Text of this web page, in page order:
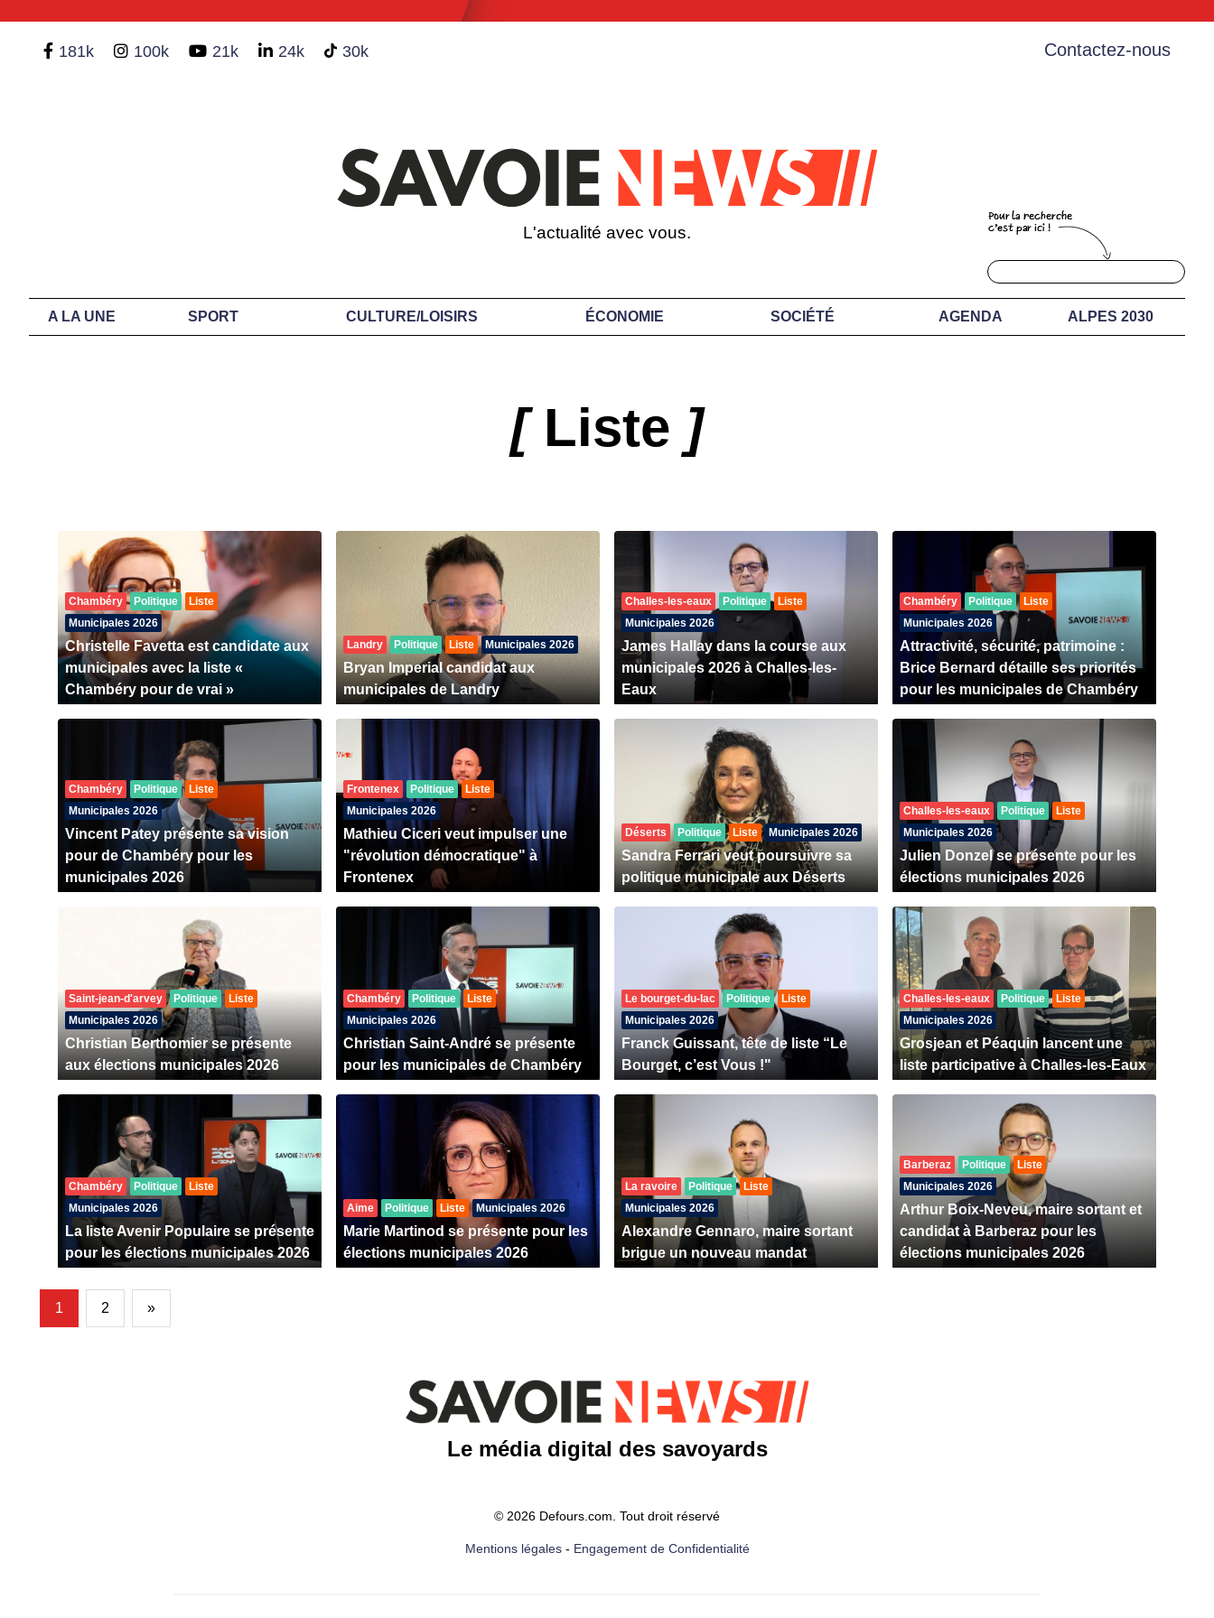
181k 100k 21k 24k 30k Contactez-nous
L'actualité avec vous.
A LA UNE SPORT CULTURE/LOISIRS ÉCONOMIE SOCIÉTÉ AGENDA ALPES 2030
[Liste ]
Chambéry Politique
Liste
Municipales 2026
Christelle Favetta est candidate aux
municipales avec la liste «
Chambéry pour de vrai »
Landry Politique Liste Municipales 2026
Bryan Imperial candidat aux
municipales de Landry
Challes-les-eaux Politique
Liste
Municipales 2026
James Hallay dans la course aux
municipales 2026 à Challes-les-
Eaux
Chambéry Politique
Liste
Municipales 2026
Attractivité, sécurité, patrimoine :
Brice Bernard détaille ses priorités
pour les municipales de Chambéry
Chambéry Politique
Liste
Municipales 2026
Vincent Patey présente sa vision
pour de Chambéry pour les
municipales 2026
Frontenex Politique
Liste
Municipales 2026
Mathieu Ciceri veut impulser une
"révolution démocratique" à
Frontenex
Déserts Politique Liste Municipales 2026
Sandra Ferrari veut poursuivre sa
politique municipale aux Déserts
Challes-les-eaux Politique
Liste
Municipales 2026
Julien Donzel se présente pour les
élections municipales 2026
Saint-jean-d'arvey Politique
Liste
Municipales 2026
Christian Berthomier se présente
aux élections municipales 2026
Chambéry Politique
Liste
Municipales 2026
Christian Saint-André se présente
pour les municipales de Chambéry
Le bourget-du-lac Politique
Liste
Municipales 2026
Franck Guissant, tête de liste “Le
Bourget, c’est Vous !"
Challes-les-eaux Politique
Liste
Municipales 2026
Grosjean et Péaquin lancent une
liste participative à Challes-les-Eaux
Chambéry Politique
Liste
Municipales 2026
La liste Avenir Populaire se présente
pour les élections municipales 2026
Aime Politique Liste Municipales 2026
Marie Martinod se présente pour les
élections municipales 2026
La ravoire Politique
Liste
Municipales 2026
Alexandre Gennaro, maire sortant
brigue un nouveau mandat
Barberaz Politique
Liste
Municipales 2026
Arthur Boix-Neveu, maire sortant et
candidat à Barberaz pour les
élections municipales 2026
1 2 »
Le média digital des savoyards
© 2026 Defours.com. Tout droit réservé
Mentions légales- Engagement de Confidentialité